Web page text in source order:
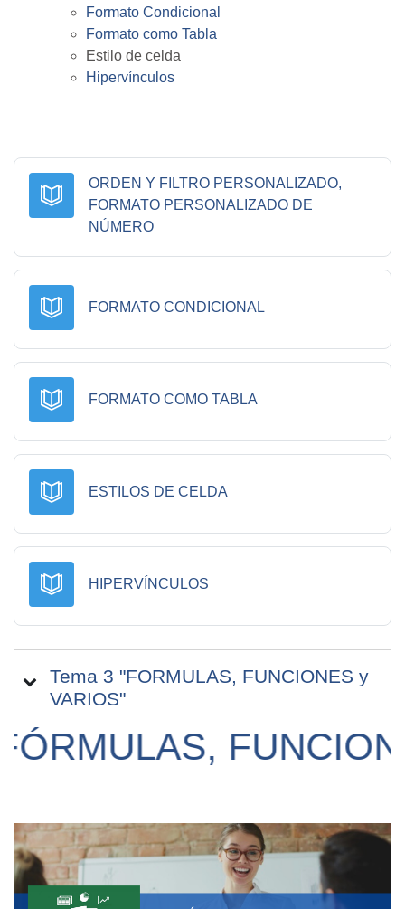
Formato Condicional
Formato como Tabla
Estilo de celda
Hipervínculos
ORDEN Y FILTRO PERSONALIZADO,
FORMATO PERSONALIZADO DE
NÚMEROLibro
FORMATO CONDICIONAL
FORMATO COMO TABLA
ESTILOS DE CELDA
HIPERVÍNCULOS
Tema 3 "FORMULAS, FUNCIONES y
VARIOS"